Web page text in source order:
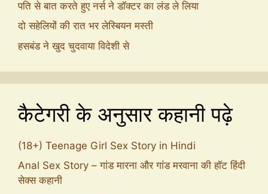
पति से बात करते हुए नर्स ने डॉक्टर का लंड ले लिया
दो सहेलियों की रात भर लेस्बियन मस्ती
हसबंड ने खुद चुदवाया विदेशी से
कैटेगरी के अनुसार कहानी पढ़े
(18+) Teenage Girl Sex Story in Hindi
Anal Sex Story – गांड मारना और गांड मरवाना की हॉट हिंदी
सेक्स कहानी